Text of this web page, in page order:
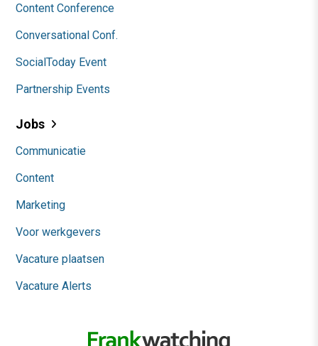
Content Conference
Conversational Conf.
SocialToday Event
Partnership Events
Jobs
Communicatie
Content
Marketing
Voor werkgevers
Vacature plaatsen
Vacature Alerts